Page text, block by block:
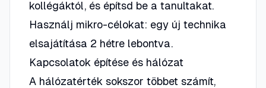
kollégáktól, és építsd be a tanultakat.
Használj mikro-célokat: egy új technika
elsajátítása 2 hétre lebontva.
Kapcsolatok építése és hálózat
A hálózatérték sokszor többet számít,